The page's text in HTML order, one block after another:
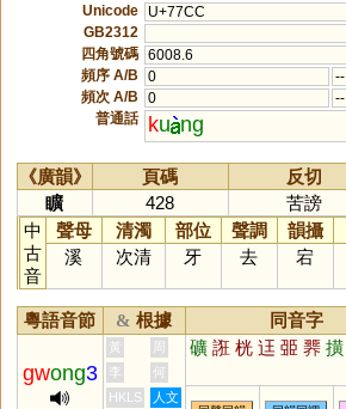
Unicode
U+77CC
GB2312
四角號碼 6008.6
頻序 A/B
0
--
頻次 A/B
0
--
普通話
ku ng
《廣韻》 頁碼 反切
矌
428
苦謗
中
古
音
聲母 清濁 部位 聲調 韻攝
溪
次清 牙 去 宕
粵語音節 & 根據 同音字
gwong3
黃 周 礦 誑 桄 迋 臦 臩 撗
李
何
HKLS
人文